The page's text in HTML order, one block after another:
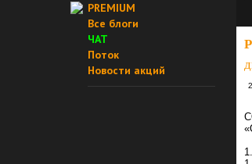
PREMIUM
Все блоги
ЧАТ
Поток
Новости акций